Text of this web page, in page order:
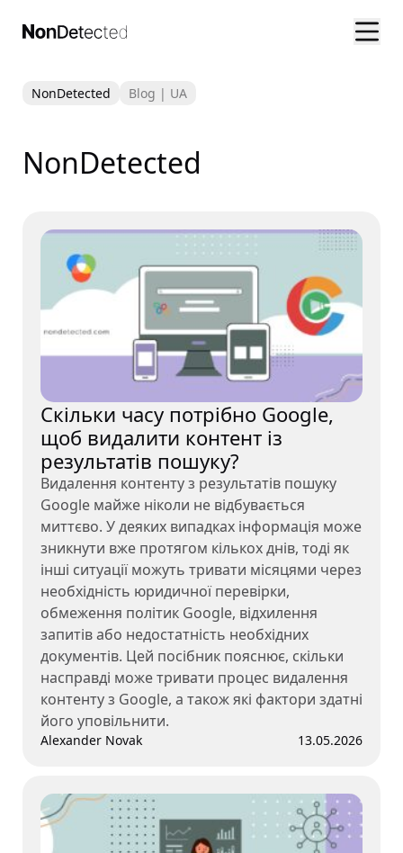
NonDetected Blog | UA
NonDetected
Скільки часу потрібно Google,
щоб видалити контент із
результатів пошуку?
Видалення контенту з результатів пошуку
Google майже ніколи не відбувається
миттєво. У деяких випадках інформація може
зникнути вже протягом кількох днів, тоді як
інші ситуації можуть тривати місяцями через
необхідність юридичної перевірки,
обмеження політик Google, відхилення
запитів або недостатність необхідних
документів. Цей посібник пояснює, скільки
насправді може тривати процес видалення
контенту з Google, а також які фактори здатні
його уповільнити.
Alexander Novak 13.05.2026